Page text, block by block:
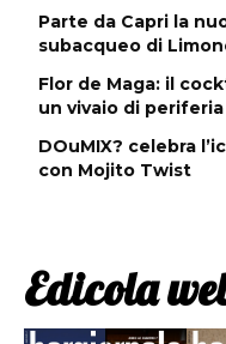
Parte da Capri la
subacqueo di
Flor de Maga: il
un vivaio di periferia
DOuMIX? celebra
con Mojito Twist
Edicola